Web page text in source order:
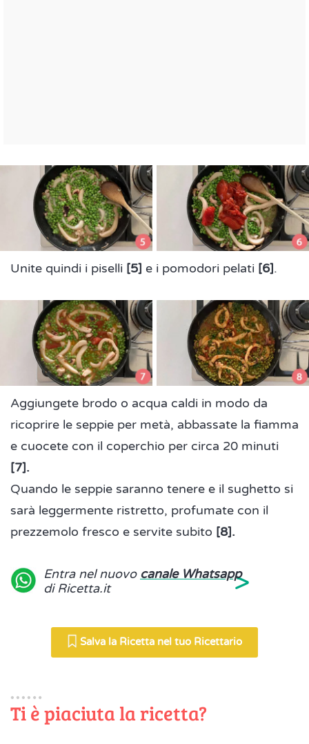
Unite quindi i piselli [5] e i pomodori pelati [6].
Aggiungete brodo o acqua caldi in modo da
ricoprire le seppie per metà, abbassate la fiamma
e cuocete con il coperchio per circa 20 minuti
[7].
Quando le seppie saranno tenere e il sughetto si
sarà leggermente ristretto, profumate con il
prezzemolo fresco e servite subito [8].
Entra nel nuovo canale Whatsapp
di Ricetta.it
>
Salva la Ricetta nel tuo Ricettario
Ti è piaciuta la ricetta?